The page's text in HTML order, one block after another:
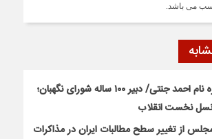
می باشد.
داغ شدن دوباره نام احمد جنتی/ دبیر ۱۰۰ ساله شورای نگهبان؛
نسل نخست انقلاب
از تغییر سطح مطالبات ایران در مذاکرات